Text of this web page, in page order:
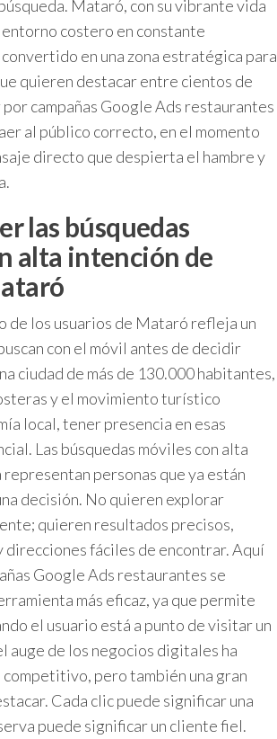
Mataró, con su vibrante vida
costero en constante
en una zona estratégica para
quieren destacar entre cientos de
campañas Google Ads restaurantes
al público correcto, en el momento
directo que despierta el hambre y
las búsquedas
alta intención de
de los usuarios de Mataró refleja un
con el móvil antes de decidir
ciudad de más de 130.000 habitantes,
y el movimiento turístico
local, tener presencia en esas
Las búsquedas móviles con alta
personas que ya están
decisión. No quieren explorar
quieren resultados precisos,
direcciones fáciles de encontrar. Aquí
Google Ads restaurantes se
más eficaz, ya que permite
el usuario está a punto de visitar un
auge de los negocios digitales ha
pero también una gran
Cada clic puede significar una
puede significar un cliente fiel.